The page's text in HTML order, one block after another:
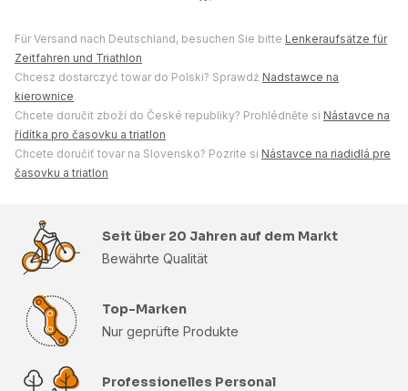
Für Versand nach Deutschland, besuchen Sie bitte Lenkeraufsätze für
Zeitfahren und Triathlon
Chcesz dostarczyć towar do Polski? Sprawdź Nadstawce na
kierownice
Chcete doručit zboží do České republiky? Prohlédněte si Nástavce na
řídítka pro časovku a triatlon
Chcete doručiť tovar na Slovensko? Pozrite si Nástavce na riadidlá pre
časovku a triatlon
Seit über 20 Jahren auf dem Markt
Bewährte Qualität
Top-Marken
Nur geprüfte Produkte
Professionelles Personal